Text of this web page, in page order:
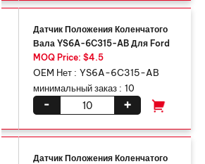
Датчик Положения Коленчатого
Вала YS6A-6C315-AB Для Ford
MOQ Price: $4.5
OEM Нет : YS6A-6C315-AB
минимальный заказ : 10
+
-
Датчик Положения Коленчатого